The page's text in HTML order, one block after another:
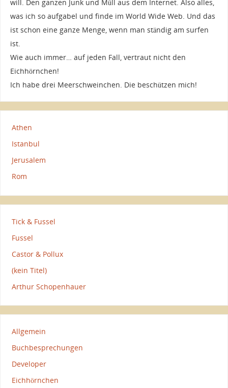
will. Den ganzen Junk und Müll aus dem Internet. Also alles,
was ich so aufgabel und finde im World Wide Web. Und das
ist schon eine ganze Menge, wenn man ständig am surfen
ist.
Wie auch immer… auf jeden Fall, vertraut nicht den
Eichhörnchen!
Ich habe drei Meerschweinchen. Die beschützen mich!
Athen
Istanbul
Jerusalem
Rom
Tick & Fussel
Fussel
Castor & Pollux
(kein Titel)
Arthur Schopenhauer
Allgemein
Buchbesprechungen
Developer
Eichhörnchen